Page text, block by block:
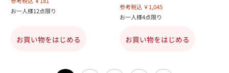
お一人様12点限り
お買い物をはじめる
参考税込 ￥1,045
お一人様4点限り
お買い物をはじめる